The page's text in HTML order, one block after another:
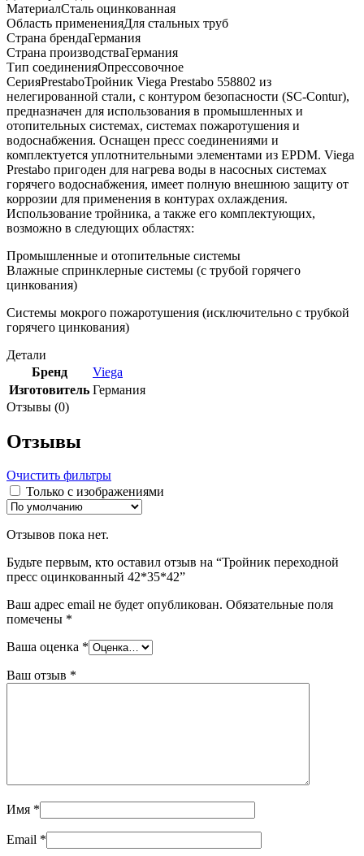
МатериалСталь оцинкованная
Область примененияДля стальных труб
Страна брендаГермания
Страна производстваГермания
Тип соединенияОпрессовочное
СерияPrestaboТройник Viega Prestabo 558802 из
нелегированной стали, с контуром безопасности (SC‑Contur),
предназначен для использования в промышленных и
отопительных системах, системах пожаротушения и
водоснабжения. Оснащен пресс соединениями и
комплектуется уплотнительными элементами из EPDM. Viega
Prestabo пригоден для нагрева воды в насосных системах
горячего водоснабжения, имеет полную внешнюю защиту от
коррозии для применения в контурах охлаждения.
Использование тройника, а также его комплектующих,
возможно в следующих областях:
Промышленные и отопительные системы
Влажные спринклерные системы (с трубой горячего
цинкования)
Системы мокрого пожаротушения (исключительно с трубкой
горячего цинкования)
Детали
Бренд
Viega
Изготовитель Германия
Отзывы (0)
Отзывы
Очистить фильтры
Только с изображениями
Отзывов пока нет.
Будьте первым, кто оставил отзыв на “Тройник переходной
пресс оцинкованный 42*35*42”
Ваш адрес email не будет опубликован. Обязательные поля
помечены *
Ваша оценка *
Ваш отзыв *
Имя *
Email *